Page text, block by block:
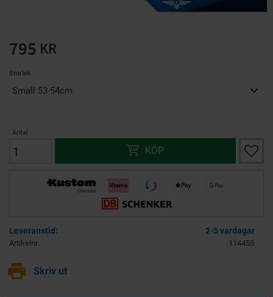
795 KR
Storlek
Antal
KÖP Lägg
2-5 vardagar
Artikelnr 11445S
print Skriv ut